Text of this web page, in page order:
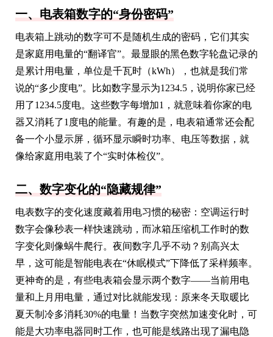
一、电表箱数字的“身份密码”
电表箱上跳动的数字可不是随机生成的密码，它们其实
是家庭用电量的“翻译官”。最显眼的黑色数字轮盘记录的
是累计用电量，单位是千瓦时（kWh），也就是我们常
说的“多少度电”。比如数字显示为1234.5，说明你家已经
用了1234.5度电。这些数字每增加1，就意味着你家的电
器又消耗了1度电的能量。有趣的是，电表箱通常还会配
备一个小显示屏，循环显示瞬时功率、电压等数据，就
像给家庭用电装了个“实时体检仪”。
二、数字变化的“隐藏规律”
电表数字的变化速度藏着用电习惯的秘密：空调运行时
数字会像秒表一样快速跳动，而冰箱压缩机工作时的数
字变化则像蜗牛爬行。夜间数字几乎不动？别高兴太
早，这可能是智能电表在“休眠模式”下降低了采样频率。
更神奇的是，有些电表箱会显示两个数字——当前用电
量和上月用电量，通过对比就能发现：原来冬天取暖比
夏天制冷多消耗30%的电量！当数字突然加速变化时，可
能是大功率电器同时工作，也可能是线路出现了漏电隐